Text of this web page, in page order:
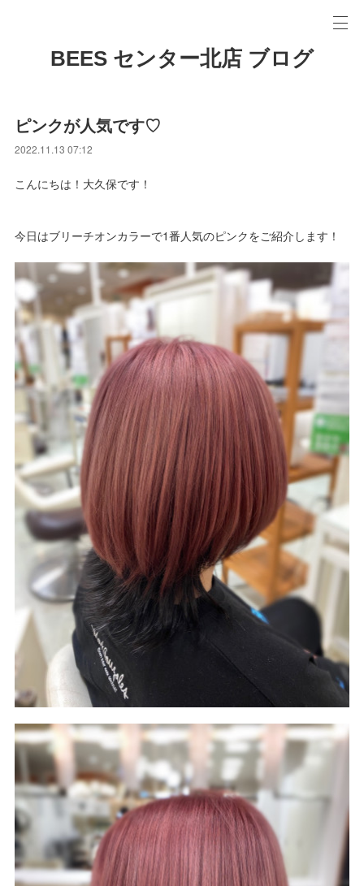
BEES センター北店 ブログ
ピンクが人気です♡
2022.11.13 07:12
こんにちは！大久保です！
今日はブリーチオンカラーで1番人気のピンクをご紹介します！